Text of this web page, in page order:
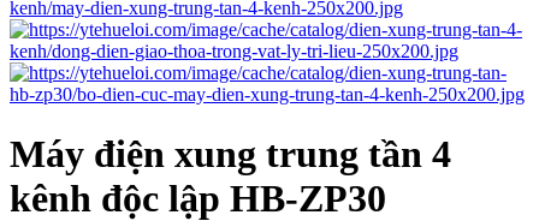
Máy điện xung trung tần 4
kênh độc lập HB-ZP30